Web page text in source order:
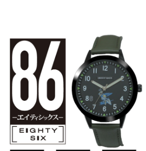
ミリタリータイプ腕時計 〜シン 連邦国ver モ
13,600円＋税）
OUT